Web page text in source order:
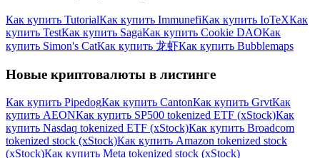
Как купить TutorialКак купить ImmunefiКак купить IoTeXКак
купить TestКак купить SagaКак купить Cookie DAOКак
купить Simon's CatКак купить 龙虾Как купить Bubblemaps
Новые криптовалюты в листинге
Как купить PipedogКак купить CantonКак купить GrvtКак
купить AEONКак купить SP500 tokenized ETF (xStock)Как
купить Nasdaq tokenized ETF (xStock)Как купить Broadcom
tokenized stock (xStock)Как купить Amazon tokenized stock
(xStock)Как купить Meta tokenized stock (xStock)